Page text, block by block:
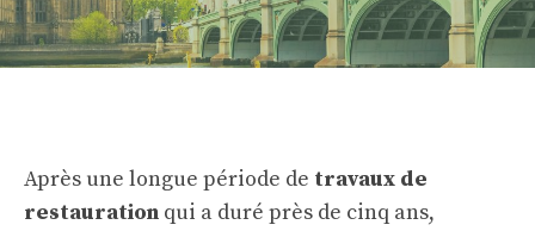
Après une longue période de travaux de
restauration qui a duré près de cinq ans,